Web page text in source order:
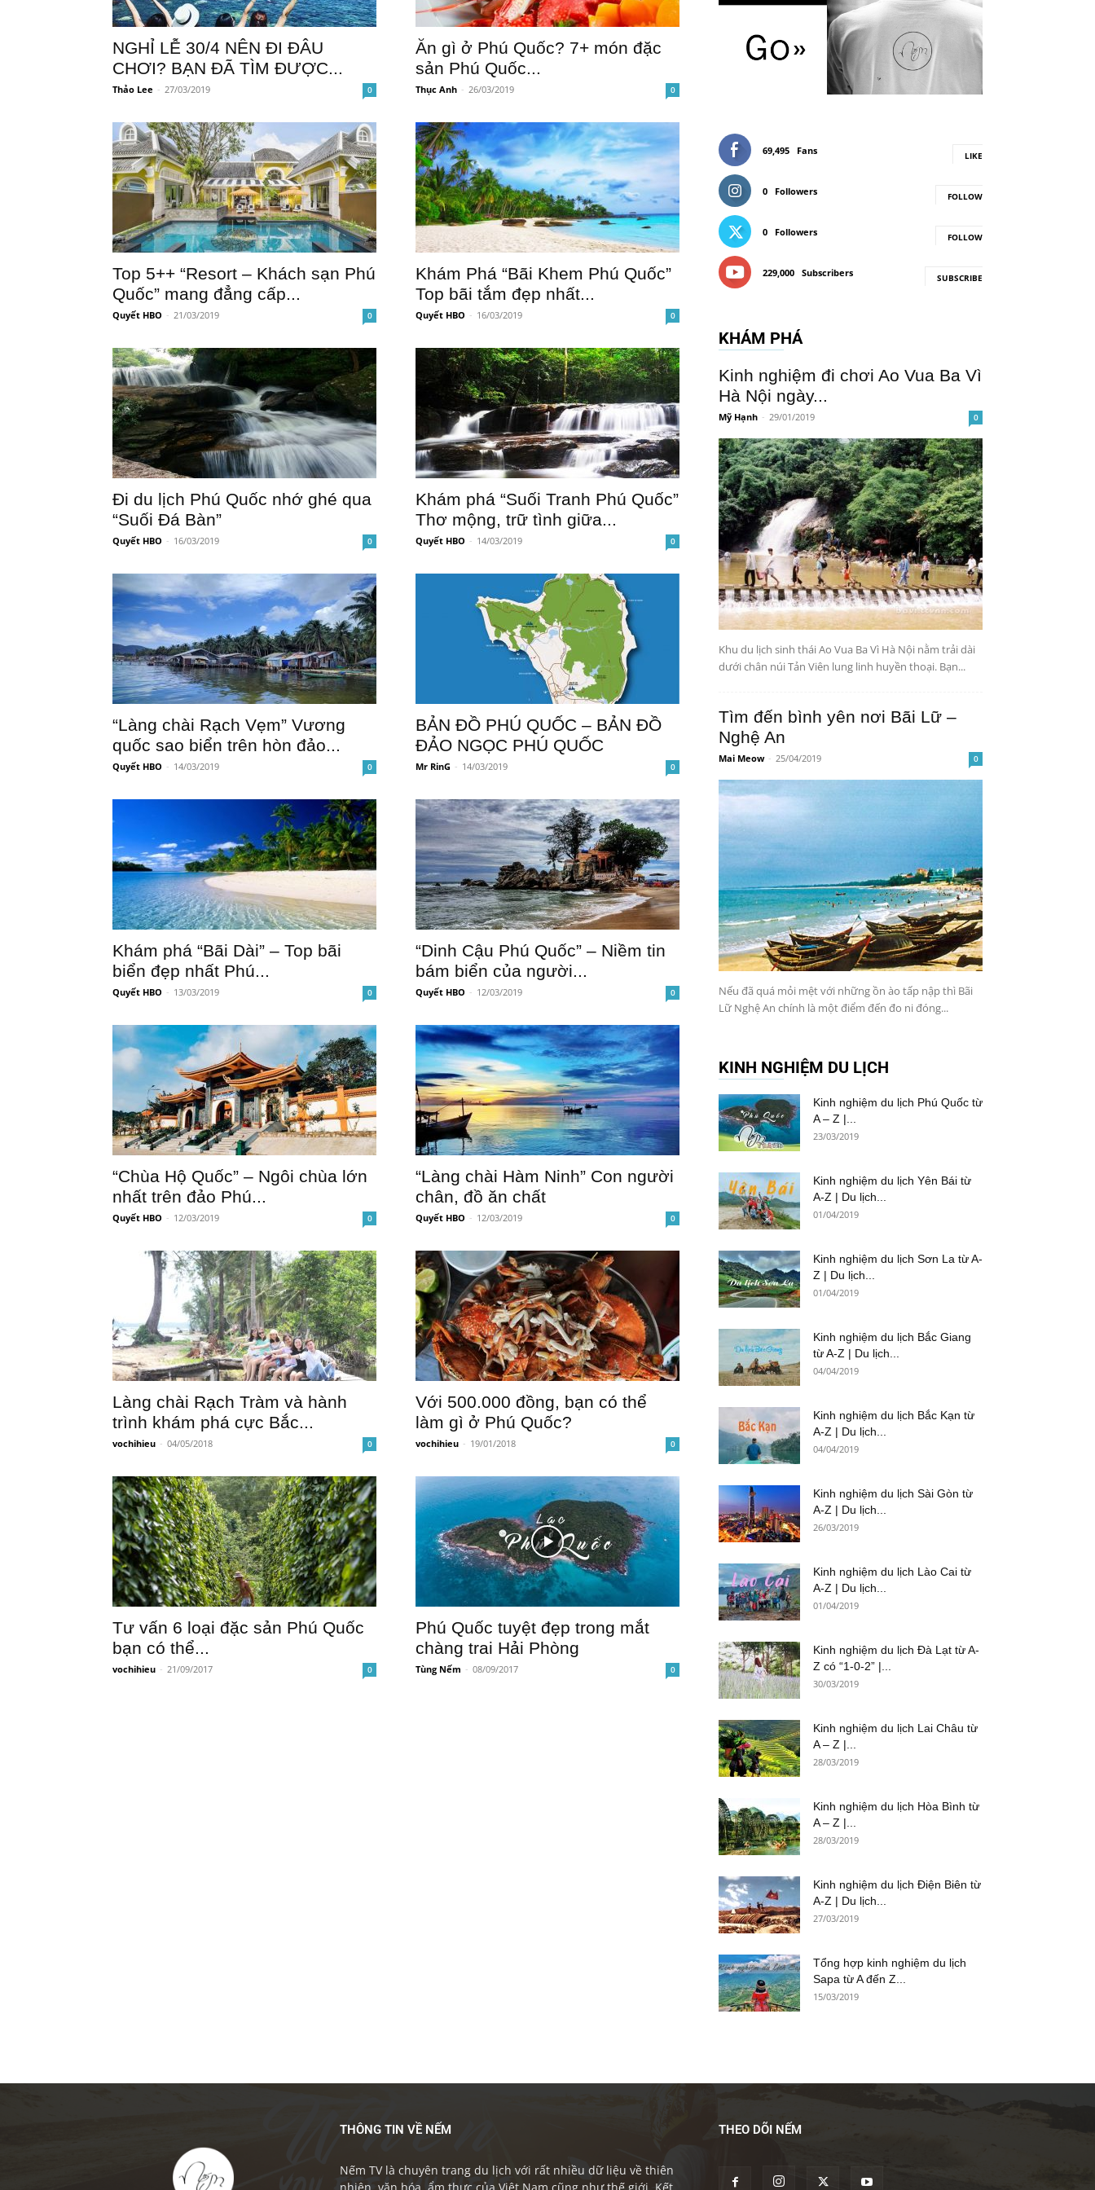
NGHỈ LỄ 30/4 NÊN ĐI ĐÂU
CHƠI? BẠN ĐÃ TÌM ĐƯỢC...
Thảo Lee - 27/03/2019 0
Ăn gì ở Phú Quốc? 7+ món đặc
sản Phú Quốc...
Thục Anh - 26/03/2019 0
Top 5++ “Resort – Khách sạn Phú
Quốc” mang đẳng cấp...
Quyết HBO - 21/03/2019 0
Khám Phá “Bãi Khem Phú Quốc”
Top bãi tắm đẹp nhất...
Quyết HBO - 16/03/2019 0
Đi du lịch Phú Quốc nhớ ghé qua
“Suối Đá Bàn”
Quyết HBO - 16/03/2019 0
Khám phá “Suối Tranh Phú Quốc”
Thơ mộng, trữ tình giữa...
Quyết HBO - 14/03/2019 0
“Làng chài Rạch Vẹm” Vương
quốc sao biển trên hòn đảo...
Quyết HBO - 14/03/2019 0
BẢN ĐỒ PHÚ QUỐC – BẢN ĐỒ
ĐẢO NGỌC PHÚ QUỐC
Mr RinG - 14/03/2019 0
Khám phá “Bãi Dài” – Top bãi
biển đẹp nhất Phú...
Quyết HBO - 13/03/2019 0
“Dinh Cậu Phú Quốc” – Niềm tin
bám biển của người...
Quyết HBO - 12/03/2019 0
“Chùa Hộ Quốc” – Ngôi chùa lớn
nhất trên đảo Phú...
Quyết HBO - 12/03/2019 0
“Làng chài Hàm Ninh” Con người
chân, đồ ăn chất
Quyết HBO - 12/03/2019 0
Làng chài Rạch Tràm và hành
trình khám phá cực Bắc...
vochihieu - 04/05/2018 0
Với 500.000 đồng, bạn có thể
làm gì ở Phú Quốc?
vochihieu - 19/01/2018 0
Tư vấn 6 loại đặc sản Phú Quốc
bạn có thể...
vochihieu - 21/09/2017 0
Phú Quốc tuyệt đẹp trong mắt
chàng trai Hải Phòng
Tùng Nếm - 08/09/2017 0
69,495 Fans LIKE
0 Followers FOLLOW
0 Followers FOLLOW
229,000 Subscribers SUBSCRIBE
KHÁM PHÁ
Kinh nghiệm đi chơi Ao Vua Ba Vì
Hà Nội ngày...
Mỹ Hạnh - 29/01/2019 0
Khu du lịch sinh thái Ao Vua Ba Vì Hà Nội nằm trải dài
dưới chân núi Tản Viên lung linh huyền thoại. Bạn...
Tìm đến bình yên nơi Bãi Lữ –
Nghệ An
Mai Meow - 25/04/2019 0
Nếu đã quá mỏi mệt với những ồn ào tấp nập thì Bãi
Lữ Nghệ An chính là một điểm đến đo ni đóng...
KINH NGHIỆM DU LỊCH
Kinh nghiệm du lịch Phú Quốc từ
A – Z |...
23/03/2019
Kinh nghiệm du lịch Yên Bái từ
A-Z | Du lịch...
01/04/2019
Kinh nghiệm du lịch Sơn La từ A-
Z | Du lịch...
01/04/2019
Kinh nghiệm du lịch Bắc Giang
từ A-Z | Du lịch...
04/04/2019
Kinh nghiệm du lịch Bắc Kạn từ
A-Z | Du lịch...
04/04/2019
Kinh nghiệm du lịch Sài Gòn từ
A-Z | Du lịch...
26/03/2019
Kinh nghiệm du lịch Lào Cai từ
A-Z | Du lịch...
01/04/2019
Kinh nghiệm du lịch Đà Lạt từ A-
Z có “1-0-2” |...
30/03/2019
Kinh nghiệm du lịch Lai Châu từ
A – Z |...
28/03/2019
Kinh nghiệm du lịch Hòa Bình từ
A – Z |...
28/03/2019
Kinh nghiệm du lịch Điện Biên từ
A-Z | Du lịch...
27/03/2019
Tổng hợp kinh nghiệm du lịch
Sapa từ A đến Z...
15/03/2019
THÔNG TIN VỀ NẾM
Nếm TV là chuyên trang du lịch với rất nhiều dữ liệu về thiên
THEO DÕI NẾM